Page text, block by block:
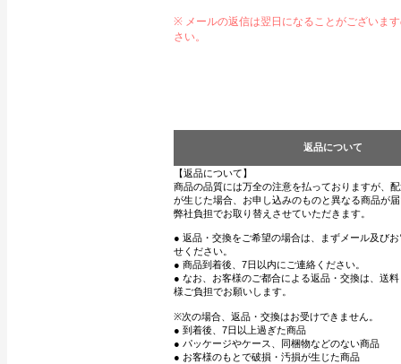
※ メールの返信は翌日になることがございま
さい。
返品について
【返品について】
商品の品質には万全の注意を払っておりますが、
が生じた場合、お申し込みのものと異なる商品が
弊社負担でお取り替えさせていただきます。
● 返品・交換をご希望の場合は、まずメール及び
せください。
● 商品到着後、7日以内にご連絡ください。
● なお、お客様のご都合による返品・交換は、送
様ご負担でお願いします。
※次の場合、返品・交換はお受けできません。
● 到着後、7日以上過ぎた商品
● パッケージやケース、同梱物などのない商品
● お客様のもとで破損・汚損が生じた商品